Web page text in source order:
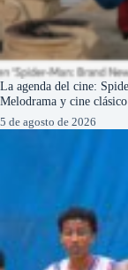
La agenda del cine:
Melodrama y cine
5 de agosto de 2026